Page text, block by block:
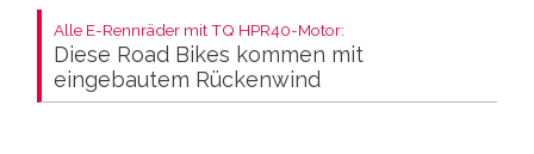
Alle E-Rennräder mit TQ HPR40-Motor:
Diese Road Bikes kommen mit
eingebautem Rückenwind